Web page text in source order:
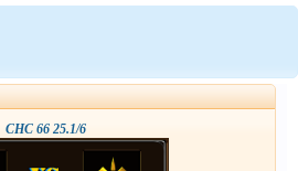
CHC 66 25.1/6